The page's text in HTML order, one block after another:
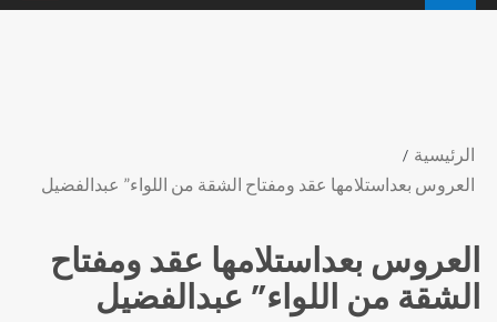
الرئيسية
العروس بعداستلامها عقد ومفتاح الشقة من اللواء” عبدالفضيل
العروس بعداستلامها عقد ومفتاح
الشقة من اللواء” عبدالفضيل